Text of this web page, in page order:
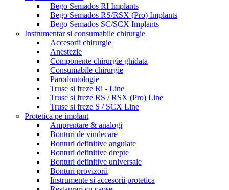
Bego Semados RI Implants
Bego Semados RS/RSX (Pro) Implants
Bego Semados SC/SCX Implants
Instrumentar si consumabile chirurgie
Accesorii chirurgie
Anestezie
Componente chirurgie ghidata
Consumabile chirurgie
Parodontologie
Truse si freze Ri - Line
Truse si freze RS / RSX (Pro) Line
Truse si freze S / SCX Line
Protetica pe implant
Amprentare & analogi
Bonturi de vindecare
Bonturi definitive angulate
Bonturi definitive drepte
Bonturi definitive universale
Bonturi provizorii
Instrumente si accesorii protetica